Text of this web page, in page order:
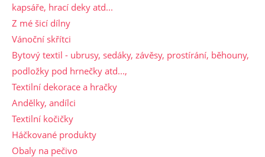
kapsáře, hrací deky atd...
Z mé šicí dílny
Vánoční skřítci
Bytový textil - ubrusy, sedáky, závěsy, prostírání, běhouny,
podložky pod hrnečky atd...,
Textilní dekorace a hračky
Andělky, andílci
Textilní kočičky
Háčkované produkty
Obaly na pečivo